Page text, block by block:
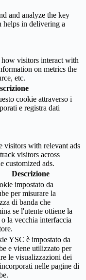
and analyze the key
helps in delivering a
visitors interact with
on metrics the
etc.
cookie attraverso i
e registra dati
visitors with relevant ads
visitors across
customized ads.
Descrizione
impostato da
per misurare la
di banda che
se l'utente ottiene la
la vecchia interfaccia
YSC è impostato da
e viene utilizzato per
le visualizzazioni dei
nelle pagine di